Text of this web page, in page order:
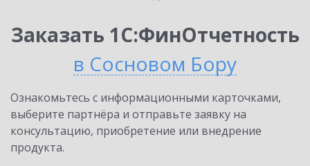
Заказать 1С:ФинОтчетность
в Сосновом Бору
Ознакомьтесь с информационными карточками,
выберите партнёра и отправьте заявку на
консультацию, приобретение или внедрение
продукта.